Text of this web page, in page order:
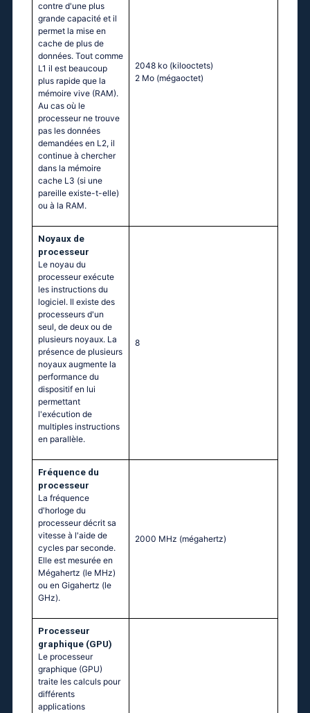
contre d'une plus
grande capacité et il
permet la mise en
cache de plus de
données. Tout comme
L1 il est beaucoup
plus rapide que la
mémoire vive (RAM).
Au cas où le
processeur ne trouve
pas les données
demandées en L2, il
continue à chercher
dans la mémoire
cache L3 (si une
pareille existe-t-elle)
ou à la RAM.
2048 ko (kilooctets)
2 Mo (mégaoctet)
Noyaux de
processeur
Le noyau du
processeur exécute
les instructions du
logiciel. Il existe des
processeurs d'un
seul, de deux ou de
plusieurs noyaux. La
présence de plusieurs
noyaux augmente la
performance du
dispositif en lui
permettant
l'exécution de
multiples instructions
en parallèle.
8
Fréquence du
processeur
La fréquence
d'horloge du
processeur décrit sa
vitesse à l'aide de
cycles par seconde.
Elle est mesurée en
Mégahertz (le MHz)
ou en Gigahertz (le
GHz).
2000 MHz (mégahertz)
Processeur
graphique (GPU)
Le processeur
graphique (GPU)
traite les calculs pour
différents
applications